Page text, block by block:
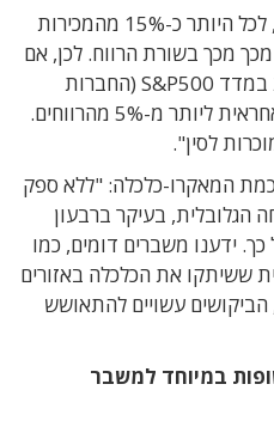
"גם ברמת המכירות, סין מהווה, לכל היותר כ-15% מהמכירות
מכך בשורת הרווח. לכן, אם
מסתכלים על חברות המופיעות במדד S&P500 (החברות
הגדולות בעולם), ספק אם סין אחראית ליותר מ-5% מהרווחים.
לסין".
המאקרו-כלכלה: "ללא ספק
הגלובלית, בעיקר ברבעון
ידענו משברים דומים, כמו
ששיתקו את הכלכלה באזורים
הביקושים עשויים להתאושש
במיוחד למשבר